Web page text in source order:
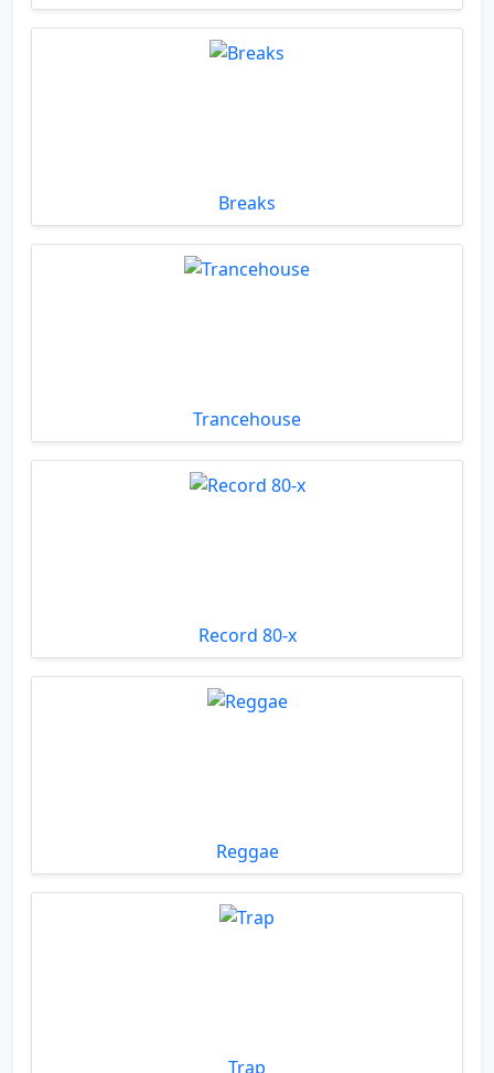
Breaks
Trancehouse
Record 80-х
Reggae
Trap